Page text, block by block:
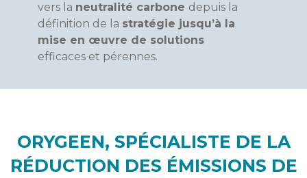
vers la neutralité carbone depuis la
définition de la stratégie jusqu’à la
mise en œuvre de solutions
efficaces et pérennes.
ORYGEEN, SPÉCIALISTE DE LA
RÉDUCTION DES ÉMISSIONS DE